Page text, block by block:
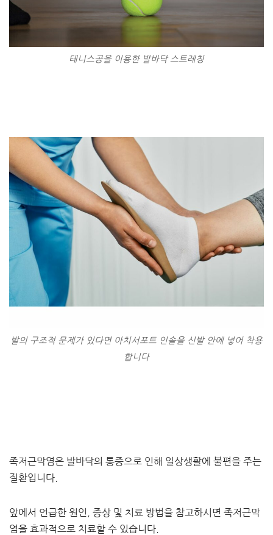
테니스공을 이용한 발바닥 스트레칭
발의 구조적 문제가 있다면 아치서포트 인솔을 신발 안에 넣어 착용
합니다
족저근막염은 발바닥의 통증으로 인해 일상생활에 불편을 주는
질환입니다.
앞에서 언급한 원인, 증상 및 치료 방법을 참고하시면 족저근막
염을 효과적으로 치료할 수 있습니다.